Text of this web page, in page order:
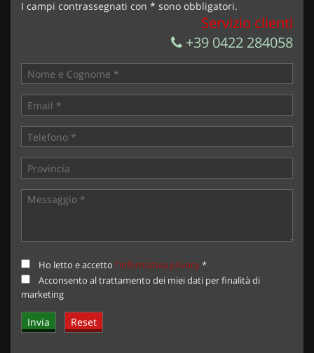
I campi contrassegnati con * sono obbligatori.
Servizio clienti
+39 0422 284058
Ho letto e accetto l'informativa privacy*
Acconsento al trattamento dei miei dati per finalità di
marketing